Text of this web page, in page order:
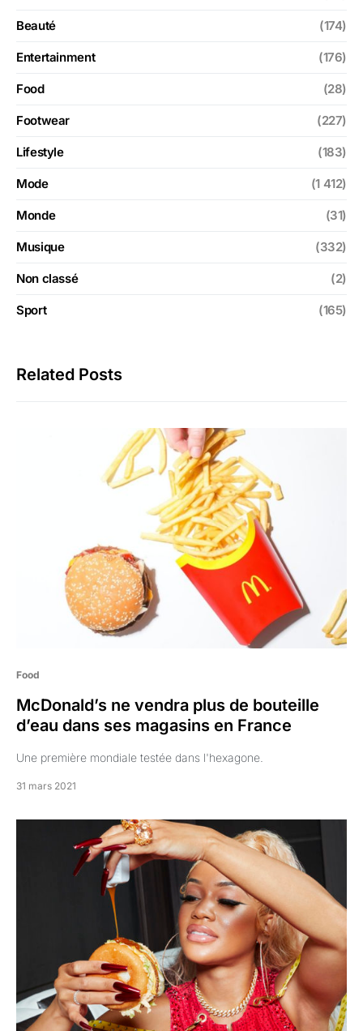
Beauté (174)
Entertainment (176)
Food (28)
Footwear (227)
Lifestyle (183)
Mode (1 412)
Monde (31)
Musique (332)
Non classé (2)
Sport (165)
Related Posts
Food
McDonald’s ne vendra plus de bouteille
d’eau dans ses magasins en France
Une première mondiale testée dans l'hexagone.
31 mars 2021